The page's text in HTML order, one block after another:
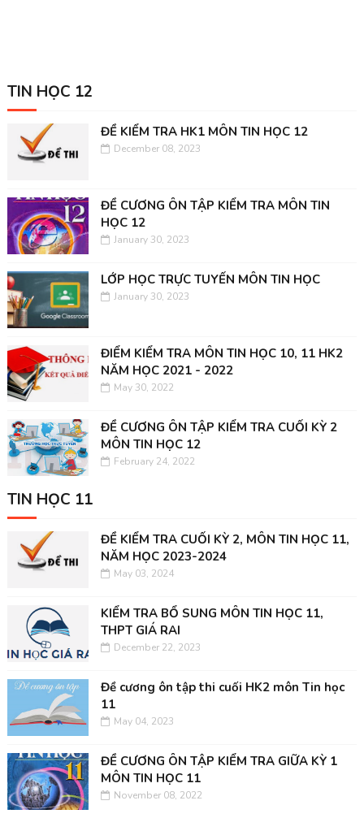
TIN HỌC 12
ĐỀ KIỂM TRA HK1 MÔN TIN HỌC 12
December 08, 2023
ĐỀ CƯƠNG ÔN TẬP KIỂM TRA MÔN TIN
HỌC 12
January 30, 2023
LỚP HỌC TRỰC TUYẾN MÔN TIN HỌC
January 30, 2023
ĐIỂM KIỂM TRA MÔN TIN HỌC 10, 11 HK2
NĂM HỌC 2021 - 2022
May 30, 2022
ĐỀ CƯƠNG ÔN TẬP KIỂM TRA CUỐI KỲ 2
MÔN TIN HỌC 12
February 24, 2022
TIN HỌC 11
ĐỀ KIỂM TRA CUỐI KỲ 2, MÔN TIN HỌC 11,
NĂM HỌC 2023-2024
May 03, 2024
KIỂM TRA BỔ SUNG MÔN TIN HỌC 11,
THPT GIÁ RAI
December 22, 2023
Đề cương ôn tập thi cuối HK2 môn Tin học
11
May 04, 2023
ĐỀ CƯƠNG ÔN TẬP KIỂM TRA GIỮA KỲ 1
MÔN TIN HỌC 11
November 08, 2022